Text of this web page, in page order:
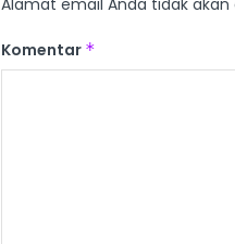
Alamat email Anda tidak akan
Komentar *